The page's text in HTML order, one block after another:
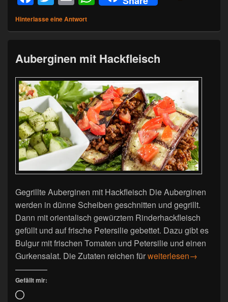
a
c
b
o
o
k
wi
tt
m
ail
h
at
A
p
p
Hinterlasse eine Antwort
Auberginen mit Hackfleisch
Gegrillte Auberginen mit Hackfleisch Die Auberginen
werden in dünne Scheiben geschnitten und gegrillt.
Dann mit orientalisch gewürztem Rinderhackfleisch
gefüllt und auf frische Petersilie gebettet. Dazu gibt es
Bulgur mit frischen Tomaten und Petersilie und einen
Gurkensalat. Die Zutaten reichen fürAuberginen mit
weiterlesen→
Gefällt mir:
Wird